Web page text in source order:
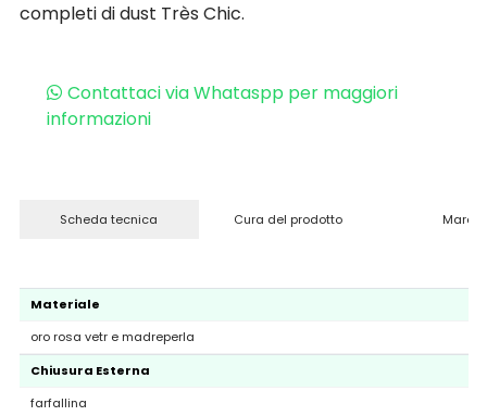
completi di dust Très Chic.
Contattaci via Whataspp per maggiori
informazioni
Scheda tecnica Cura del prodotto
Materiale
oro rosa vetr e madreperla
Chiusura Esterna
farfallina